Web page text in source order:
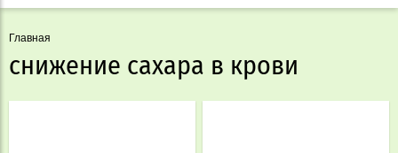
Главная
снижение сахара в крови